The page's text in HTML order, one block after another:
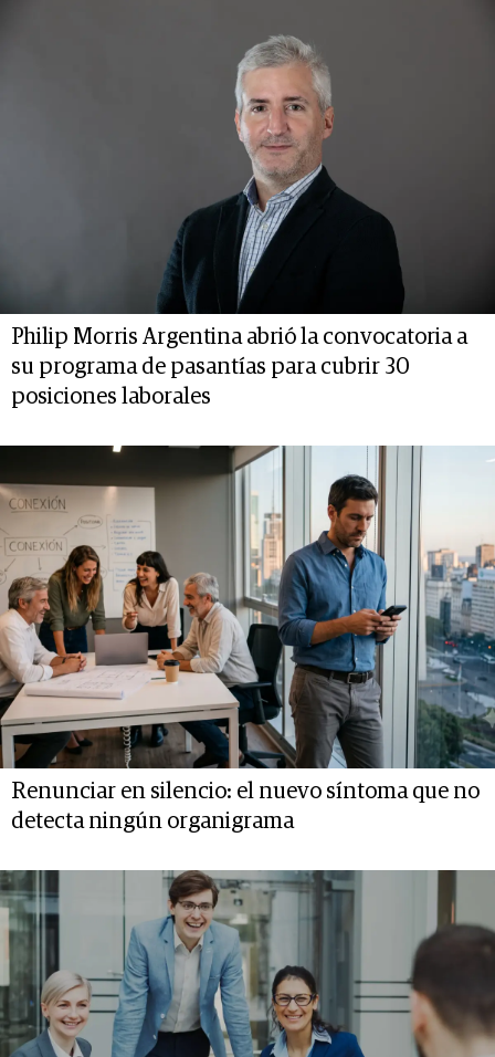
Philip Morris Argentina abrió la convocatoria a
su programa de pasantías para cubrir 30
posiciones laborales
Renunciar en silencio: el nuevo síntoma que no
detecta ningún organigrama